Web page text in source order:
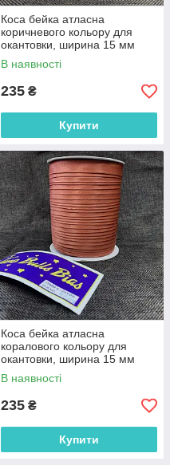
Коса бейка атласна
коричневого кольору для
окантовки, ширина 15 мм
моток 100 м (FU-8145)
В наявності
235 ₴
Купити
Коса бейка атласна
коралового кольору для
окантовки, ширина 15 мм
моток 100 м (FU-8022)
В наявності
235 ₴
Купити